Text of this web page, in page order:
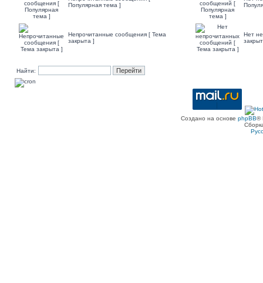
Популярная тема ]
Непрочитанные сообщения [ Тема
закрыта ]
Нет
Найти:
Создано на основе phpBB®